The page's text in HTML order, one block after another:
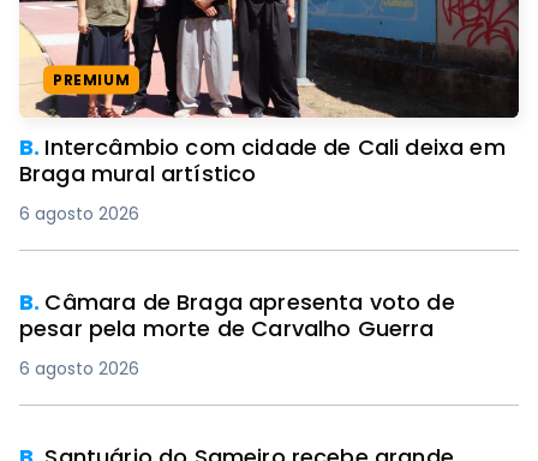
PREMIUM
B. Intercâmbio com cidade de Cali deixa em
Braga mural artístico
6 agosto 2026
B. Câmara de Braga apresenta voto de
pesar pela morte de Carvalho Guerra
6 agosto 2026